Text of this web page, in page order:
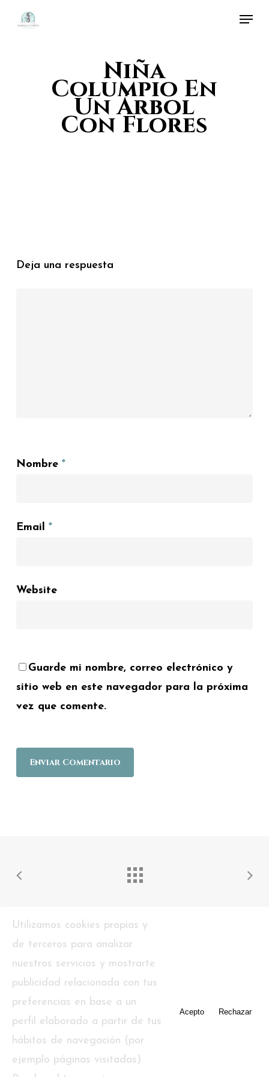
Menu
Niña
Columpio En
Un Árbol
Con Flores
Deja una respuesta
Nombre *
Email *
Website
Guarde mi nombre, correo electrónico y
sitio web en este navegador para la próxima
vez que comente.
twitter facebook pinterest youtube
instagram
Utilizamos cookies propias y
de terceros para analizar
nuestros servicios y mostrarte
publicidad relacionada con tus
preferencias en base a un
perfil elaborado a partir de tus
hábitos de navegación (por
ejemplo páginas visitadas).
Acepto Rechazar